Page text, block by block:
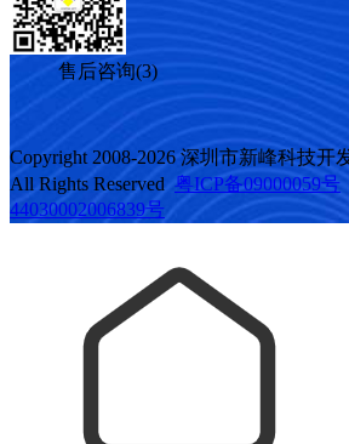
售后咨询(3)
Copyright 2008-2026 深圳市新峰科技开
All Rights Reserved 粤ICP备09000059号
44030002006839号